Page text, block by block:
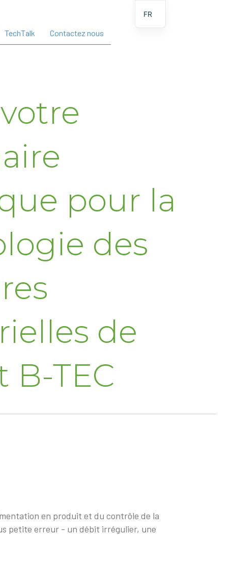
TechTalk Contactez nous
pour la
des
de
B-TEC
en produit et du contrôle de la
petite erreur - un débit irrégulier, une
FR